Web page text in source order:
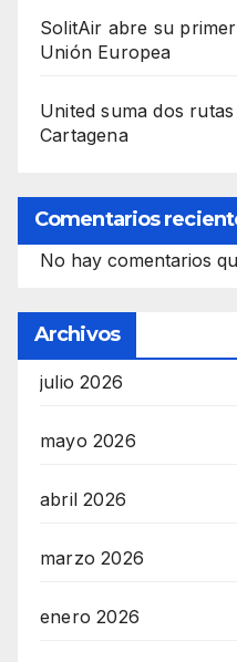
SolitAir abre su
Unión Europea
United suma dos
Cartagena
Comentarios
No hay comentarios
Archivos
julio 2026
mayo 2026
abril 2026
marzo 2026
enero 2026